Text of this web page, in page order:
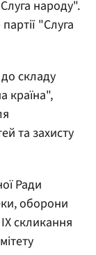
народу".
"Слуга
складу
країна",
та захисту
Ради
оборони
скликання